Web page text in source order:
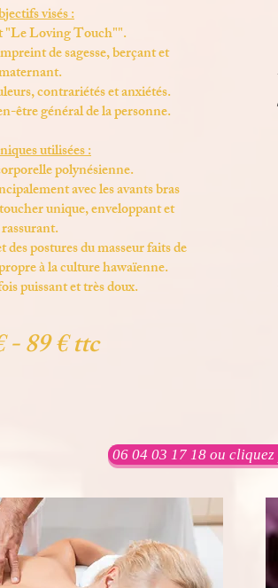
visés :
"Le Loving Touch"".
de sagesse, berçant et
contrariétés et anxiétés.
être général de la personne.
utilisées :
polynésienne.
avec les avants bras
unique, enveloppant et
rassurant.
postures du masseur faits de
à la culture hawaïenne.
puissant et très doux.
- 89 € ttc
06 04 03 17 18 ou